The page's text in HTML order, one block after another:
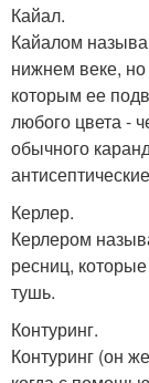
Кайал.
Кайалом
нижнем веке,
которым ее
любого цвета -
обычного
Керлер.
Керлером
ресниц,
тушь.
Контуринг.
Контуринг (он